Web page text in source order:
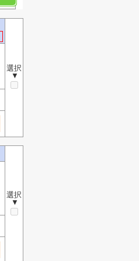
選択
▼
選択
▼